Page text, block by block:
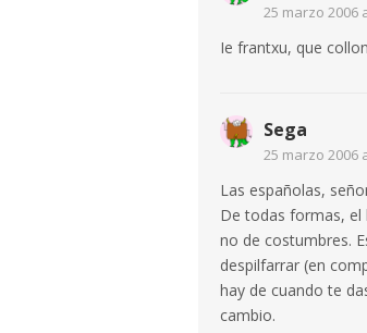
25 marzo 2006
Ie frantxu, que
Sega
25 marzo 2006
Las españolas,
De todas formas, el
no de costumbres.
despilfarrar (en
hay de cuando te
cambio.